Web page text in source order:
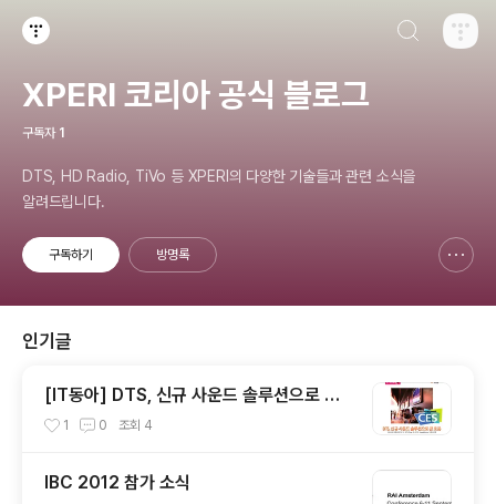
XPERI 코리아 공식 블로그
구독자 1
DTS, HD Radio, TiVo 등 XPERI의 다양한 기술들과 관련 소식을
알려드립니다.
구독하기 방명록
인기글
[IT동아] DTS, 신규 사운드 솔루션으로 큰
호응1 0 조회 4
IBC 2012 참가 소식